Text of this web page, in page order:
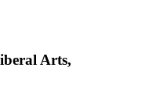
Arts,